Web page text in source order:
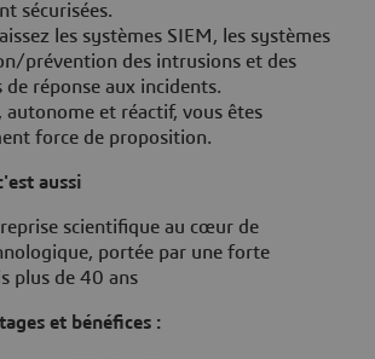
sécurisées.
les systèmes SIEM, les systèmes
prévention des intrusions et des
réponse aux incidents.
autonome et réactif, vous êtes
force de proposition.
aussi
scientifique au cœur de
portée par une forte
plus de 40 ans
et bénéfices :